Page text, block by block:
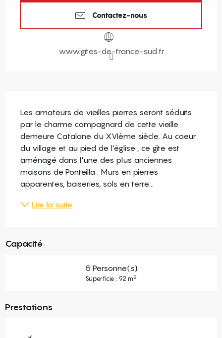
Contactez-nous
www.gites-de-france-sud.fr
Les amateurs de vieilles pierres seront séduits
par le charme campagnard de cette vieille
demeure Catalane du XVIème siècle. Au coeur
du village et au pied de l'église , ce gîte est
aménagé dans l'une des plus anciennes
maisons de Ponteilla . Murs en pierres
apparentes, boiseries, sols en terre...
Lire la suite
Capacité
5 Personne(s)
Superficie : 92 m2
Prestations